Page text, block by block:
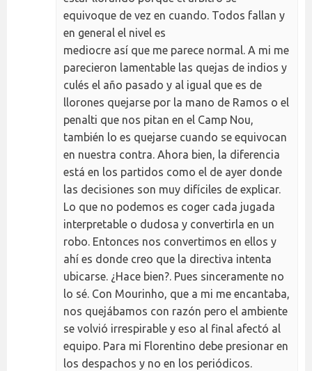
equivoque de vez en cuando. Todos fallan y
en general el nivel es
mediocre así que me parece normal. A mi me
parecieron lamentable las quejas de indios y
culés el año pasado y al igual que es de
llorones quejarse por la mano de Ramos o el
penalti que nos pitan en el Camp Nou,
también lo es quejarse cuando se equivocan
en nuestra contra. Ahora bien, la diferencia
está en los partidos como el de ayer donde
las decisiones son muy difíciles de explicar.
Lo que no podemos es coger cada jugada
interpretable o dudosa y convertirla en un
robo. Entonces nos convertimos en ellos y
ahí es donde creo que la directiva intenta
ubicarse. ¿Hace bien?. Pues sinceramente no
lo sé. Con Mourinho, que a mi me encantaba,
nos quejábamos con razón pero el ambiente
se volvió irrespirable y eso al final afectó al
equipo. Para mi Florentino debe presionar en
los despachos y no en los periódicos.